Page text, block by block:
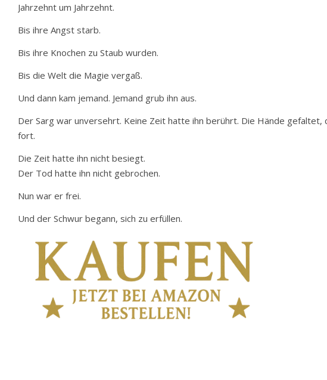
Jahrzehnt um Jahrzehnt.
Bis ihre Angst starb.
Bis ihre Knochen zu Staub wurden.
Bis die Welt die Magie vergaß.
Und dann kam jemand. Jemand grub ihn aus.
Der Sarg war unversehrt. Keine Zeit hatte ihn berührt. Die Hände
fort.
Die Zeit hatte ihn nicht besiegt.
Der Tod hatte ihn nicht gebrochen.
Nun war er frei.
Und der Schwur begann, sich zu erfüllen.